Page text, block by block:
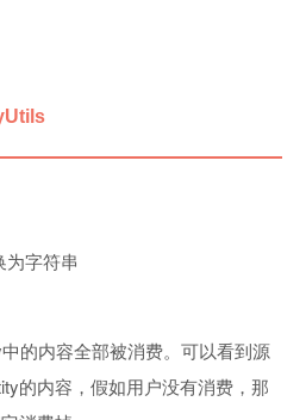
为字符串
的内容全部被消费。可以看到源
的内容，假如用户没有消费，那